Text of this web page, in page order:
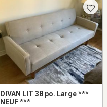
DIVAN LIT 38 po. Large ***
NEUF ***